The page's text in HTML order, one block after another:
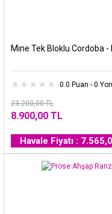
Mine Tek Bloklu Cordoba
0.0 Puan - 0
23.200,00 TL
8.900,00 TL
Havale Fiyatı :